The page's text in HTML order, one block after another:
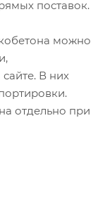
поставок.
можно
В них
отдельно при